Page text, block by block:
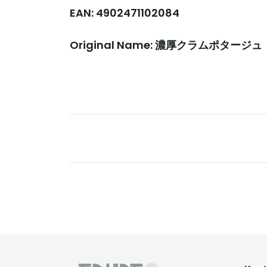
EAN: 4902471102084
Original Name: 濃厚クラムポタージュ